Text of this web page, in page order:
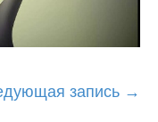
запись →